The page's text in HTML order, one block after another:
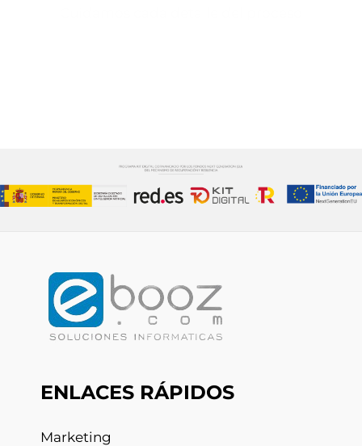
ENLACES RÁPIDOS
Marketing